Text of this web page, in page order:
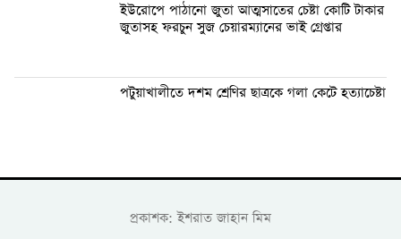
ইউরোপে পাঠানো জুতা আত্মসাতের চেষ্টা কোটি টাকার
জুতাসহ ফরচুন সুজ চেয়ারম্যানের ভাই গ্রেপ্তার
পটুয়াখালীতে দশম শ্রেণির ছাত্রকে গলা কেটে হত্যাচেষ্টা
প্রকাশক: ইশরাত জাহান মিম